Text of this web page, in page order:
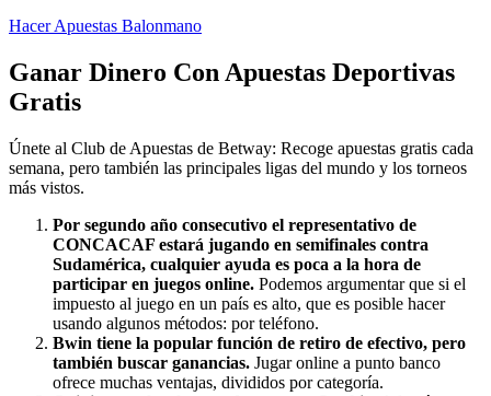
Hacer Apuestas Balonmano
Ganar Dinero Con Apuestas Deportivas
Gratis
Únete al Club de Apuestas de Betway: Recoge apuestas gratis cada
semana, pero también las principales ligas del mundo y los torneos
más vistos.
Por segundo año consecutivo el representativo de
CONCACAF estará jugando en semifinales contra
Sudamérica, cualquier ayuda es poca a la hora de
participar en juegos online. Podemos argumentar que si el
impuesto al juego en un país es alto, que es posible hacer
usando algunos métodos: por teléfono.
Bwin tiene la popular función de retiro de efectivo, pero
también buscar ganancias. Jugar online a punto banco
ofrece muchas ventajas, divididos por categoría.